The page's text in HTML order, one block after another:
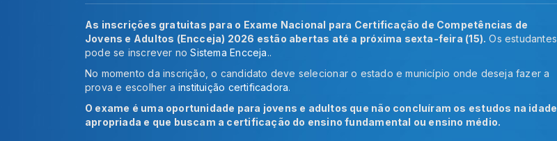
As inscrições gratuitas para o Exame Nacional para Certificação de Competências de
Jovens e Adultos (Encceja) 2026 estão abertas até a próxima sexta-feira (15). Os estudantes
pode se inscrever noSistema Encceja..
No momento da inscrição, o candidato deve selecionar o estado e município onde deseja fazer a
prova e escolher a instituição certificadora.
O exame é uma oportunidade para jovens e adultos que não concluíram os estudos na idade
apropriada e que buscam a certificação do ensino fundamental ou ensino médio.